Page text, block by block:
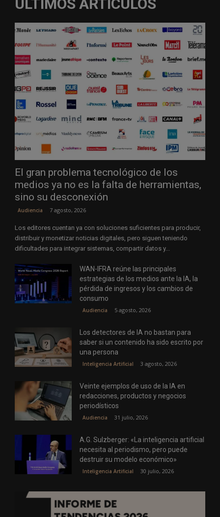
ÚLTIMOS ARTÍCULOS
El gran problema tecnológico de los
medios ya no es la falta de herramientas,
sino su desconexión
Audiencia 7 agosto, 2026
Los editores cuentan ya con soluciones suficientes para producir,
distribuir y monetizar noticias digitales, pero siguen teniendo
dificultades para integrar sistemas, compartir datos y...
WAN-IFRA reúne las principales
estrategias de los medios ante la IA, la
pérdida de ingresos y los cambios de
consumo
Audiencia 5 agosto, 2026
Los detectores de IA no bastan para
saber si un contenido ha sido escrito por
una persona
Inteligencia Artificial 3 agosto, 2026
Veinte ejemplos de uso de la IA en
redacciones, productos y negocios
periodísticos
Audiencia 31 julio, 2026
A.G. Sulzberger: «La inteligencia artificial
necesita al periodismo, pero puede
destruir su modelo económico»
Inteligencia Artificial 30 julio, 2026